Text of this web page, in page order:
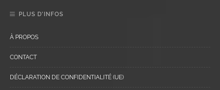
PLUS D’INFOS
À PROPOS
CONTACT
DÉCLARATION DE CONFIDENTIALITÉ (UE)